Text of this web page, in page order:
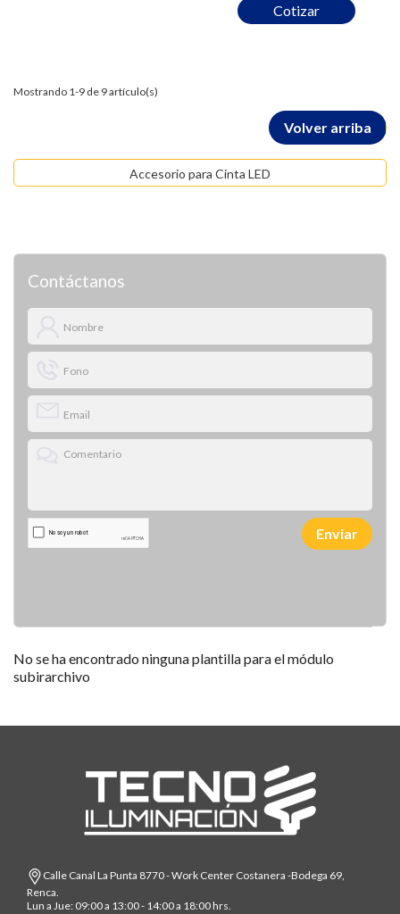
Accesorio para Cinta LED
Contáctanos
Enviar
No se ha encontrado ninguna plantilla para el módulo
subirarchivo
Cotizar
Mostrando 1-9 de 9 artículo(s)
Volver arriba
Calle Canal La Punta 8770 - Work Center Costanera -Bodega 69,
Renca.
Lun a Jue: 09:00 a 13:00 - 14:00 a 18:00 hrs.